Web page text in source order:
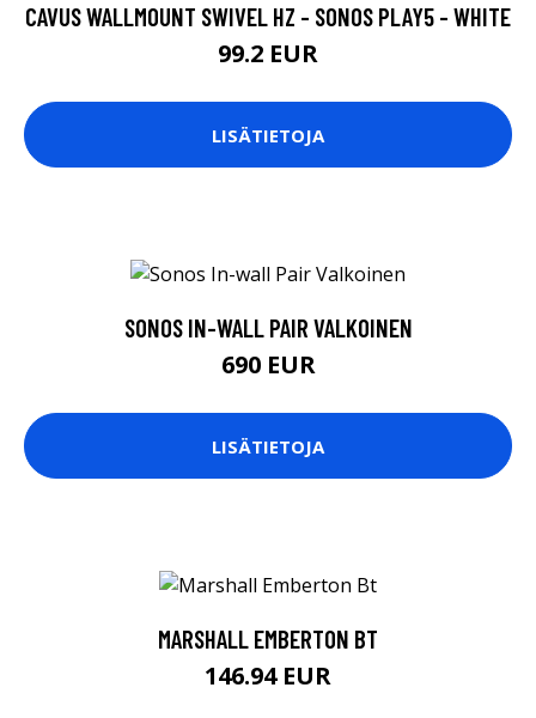
CAVUS WALLMOUNT SWIVEL HZ - SONOS PLAY5 - WHITE
99.2 EUR
LISÄTIETOJA
SONOS IN-WALL PAIR VALKOINEN
690 EUR
LISÄTIETOJA
MARSHALL EMBERTON BT
146.94 EUR